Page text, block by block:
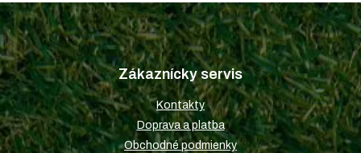
Z
á
p
ä
t
i
e
Zákaznícky servis
Kontakty
Doprava a platba
Obchodné podmienky